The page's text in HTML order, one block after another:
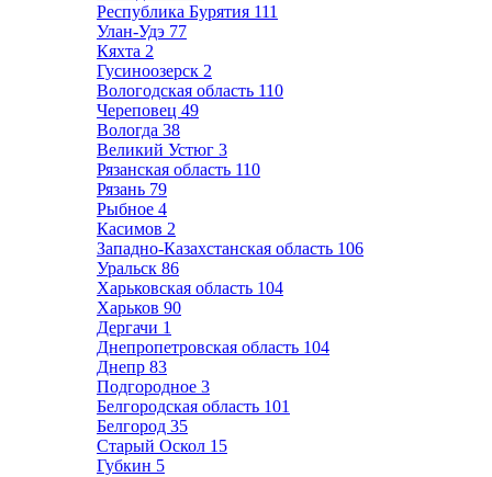
Республика Бурятия 111
Улан-Удэ 77
Кяхта 2
Гусиноозерск 2
Вологодская область 110
Череповец 49
Вологда 38
Великий Устюг 3
Рязанская область 110
Рязань 79
Рыбное 4
Касимов 2
Западно-Казахстанская область 106
Уральск 86
Харьковская область 104
Харьков 90
Дергачи 1
Днепропетровская область 104
Днепр 83
Подгородное 3
Белгородская область 101
Белгород 35
Старый Оскол 15
Губкин 5